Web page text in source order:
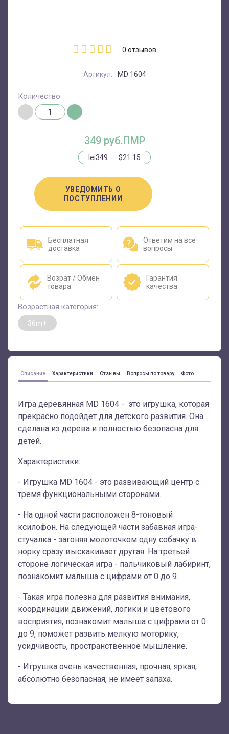
0 отзывов
Артикул: MD 1604
349 руб.ПМР
lei349 $21.15
УВЕДОМИТЬ О
ПОСТУПЛЕНИИ
Количество:
Бесплатная
доставка
Ответим на все
вопросы
Возрат / Обмен
товара
Гарантия
качества
Возрастная категория:
36m+
Описание Характеристики Отзывы Вопросы по товару Фото
Игра деревянная MD 1604 - это игрушка, которая
прекрасно подойдет для детского развития. Она
сделана из дерева и полностью безопасна для
детей.
Характеристики:
- Игрушка MD 1604 - это развивающий центр с
тремя функциональными сторонами.
- На одной части расположен 8-тоновый
ксилофон. На следующей части забавная игра-
стучалка - загоняя молоточком одну собачку в
норку сразу выскакивает другая. На третьей
стороне логическая игра - пальчиковый лабиринт,
познакомит малыша с цифрами от 0 до 9.
- Такая игра полезна для развития внимания,
координации движений, логики и цветового
восприятия, познакомит малыша с цифрами от 0
до 9, поможет развить мелкую моторику,
усидчивость, пространственное мышление.
- Игрушка очень качественная, прочная, яркая,
абсолютно безопасная, не имеет запаха.